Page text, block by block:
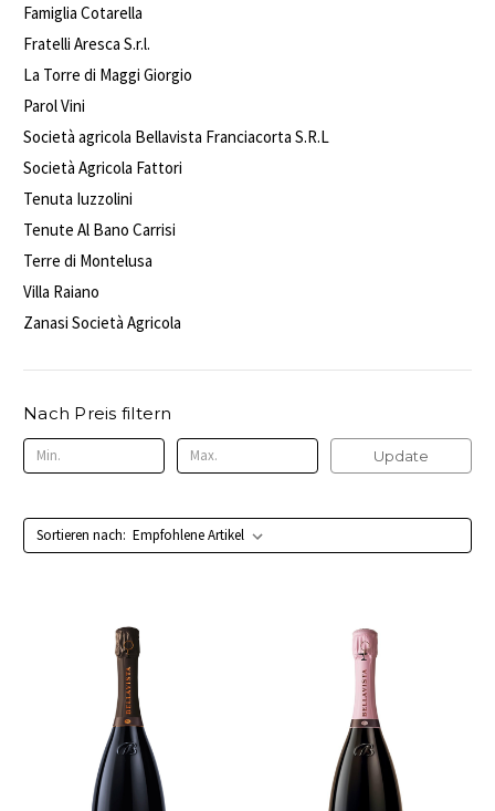
Famiglia Cotarella
Fratelli Aresca S.r.l.
La Torre di Maggi Giorgio
Parol Vini
Società agricola Bellavista Franciacorta S.R.L
Società Agricola Fattori
Tenuta Iuzzolini
Tenute Al Bano Carrisi
Terre di Montelusa
Villa Raiano
Zanasi Società Agricola
Nach Preis filtern
Update
Sortieren nach: